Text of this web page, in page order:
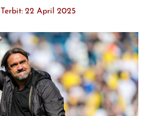
Terbit: 22 April 2025